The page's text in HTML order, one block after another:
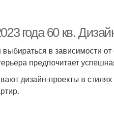
года 60 кв.
в зависимости от
предпочитает
дизайн-проекты в